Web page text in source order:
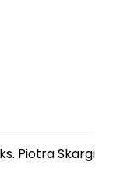
Piotra Skargi